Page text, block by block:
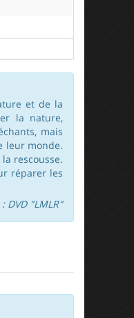
et de la
la nature,
mais
leur monde.
rescousse.
réparer les
DVD "LMLR"